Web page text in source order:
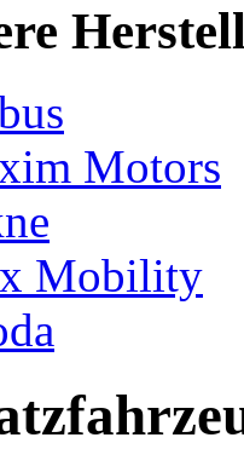
Motors
Mobility